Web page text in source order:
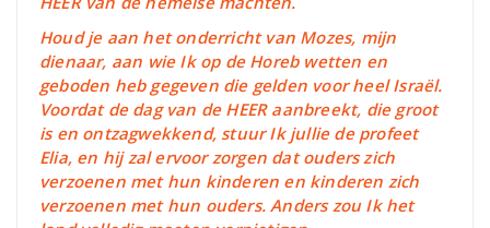
Houd je aan het onderricht van Mozes, mijn
dienaar, aan wie Ik op de Horeb wetten en
geboden heb gegeven die gelden voor heel Israël.
Voordat de dag van de HEER aanbreekt, die groot
is en ontzagwekkend, stuur Ik jullie de profeet
Elia, en hij zal ervoor zorgen dat ouders zich
verzoenen met hun kinderen en kinderen zich
verzoenen met hun ouders. Anders zou Ik het